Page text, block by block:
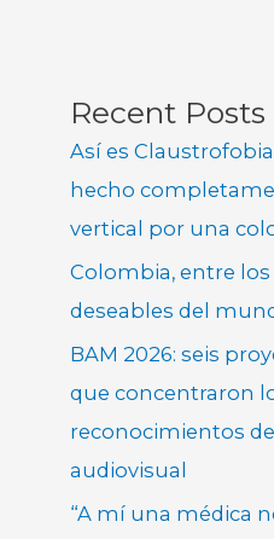
Recent Posts
Así es
hecho
vertical por una
Colombia, entre
deseables del
BAM 2026: seis
que concentraron
reconocimientos
audiovisual
“A mí una médica